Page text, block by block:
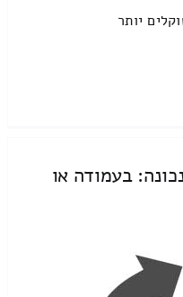
יותר
בעמודה או